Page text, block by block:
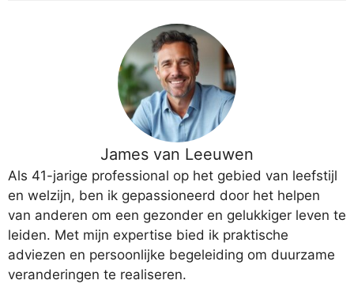
James van Leeuwen
Als 41-jarige professional op het gebied van leefstijl
en welzijn, ben ik gepassioneerd door het helpen
van anderen om een gezonder en gelukkiger leven te
leiden. Met mijn expertise bied ik praktische
adviezen en persoonlijke begeleiding om duurzame
veranderingen te realiseren.